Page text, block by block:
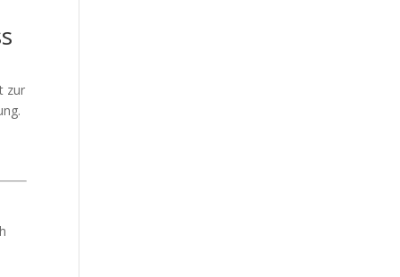
zur